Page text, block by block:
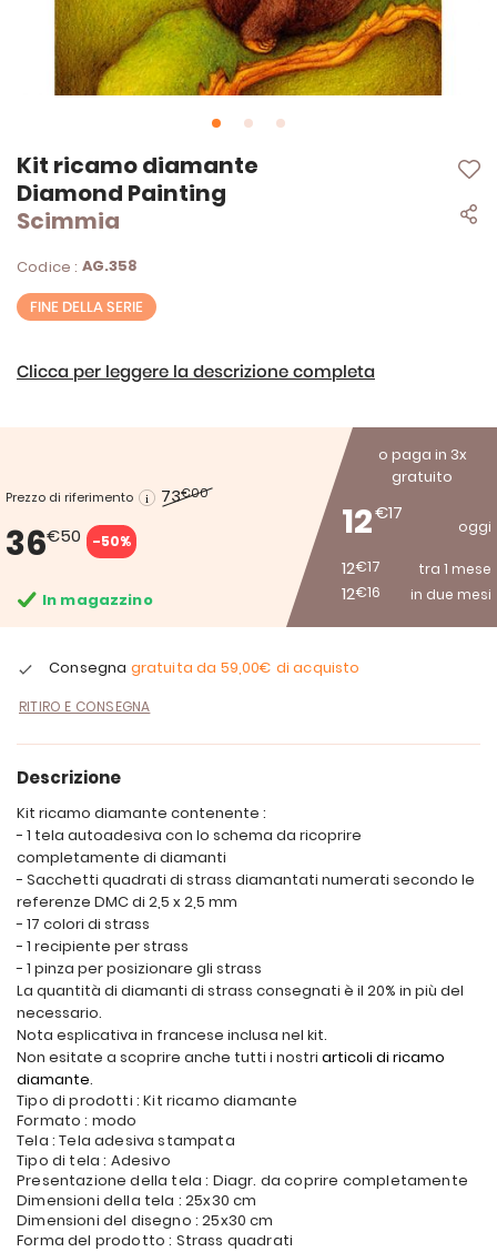
Kit ricamo diamante
Diamond Painting
Scimmia
Codice : AG.358
FINE DELLA SERIE
Clicca per leggere la descrizione completa
Prezzo di riferimento 73€00
36€50 -50%
o paga in 3x
gratuito
12€17
oggi
12€17 tra 1 mese
12€16 in due mesi
In magazzino
Consegna gratuita da 59,00€ di acquisto
RITIRO E CONSEGNA
Vai
all'inizio
della
galleria
immagini
Descrizione
Kit ricamo diamante contenente :
- 1 tela autoadesiva con lo schema da ricoprire
completamente di diamanti
- Sacchetti quadrati di strass diamantati numerati secondo le
referenze DMC di 2,5 x 2,5 mm
- 17 colori di strass
- 1 recipiente per strass
- 1 pinza per posizionare gli strass
La quantità di diamanti di strass consegnati è il 20% in più del
necessario.
Nota esplicativa in francese inclusa nel kit.
Non esitate a scoprire anche tutti i nostri articoli di ricamo
diamante.
Tipo di prodotti : Kit ricamo diamante
Formato : modo
Tela : Tela adesiva stampata
Tipo di tela : Adesivo
Presentazione della tela : Diagr. da coprire completamente
Dimensioni della tela : 25x30 cm
Dimensioni del disegno : 25x30 cm
Forma del prodotto : Strass quadrati